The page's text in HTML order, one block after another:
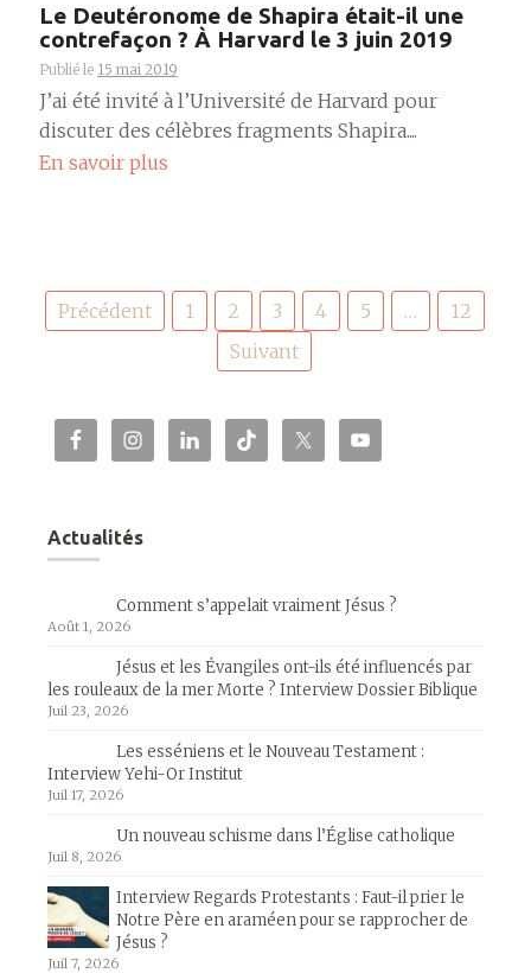
Le Deutéronome de Shapira était-il une
contrefaçon ? À Harvard le 3 juin 2019
Publié le 15 mai 2019
J’ai été invité à l’Université de Harvard pour
discuter des célèbres fragments Shapira....
En savoir plus
Pagination
desPrécédent 1 2 3 4 5 …
12
Suivant
Actualités
Comment s’appelait vraiment Jésus ?
Août 1, 2026
Jésus et les Évangiles ont-ils été influencés par
les rouleaux de la mer Morte ? Interview Dossier Biblique
Juil 23, 2026
Les esséniens et le Nouveau Testament :
Interview Yehi-Or Institut
Juil 17, 2026
Un nouveau schisme dans l’Église catholique
Juil 8, 2026
Interview Regards Protestants : Faut-il prier le
Notre Père en araméen pour se rapprocher de
Jésus ?
Juil 7, 2026